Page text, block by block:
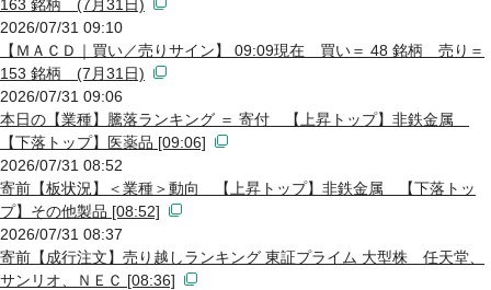
163 銘柄 (7月31日)
2026/07/31 09:10
【ＭＡＣＤ｜買い／売りサイン】 09:09現在 買い＝ 48 銘柄 売り＝
153 銘柄 (7月31日)
2026/07/31 09:06
本日の【業種】騰落ランキング ＝ 寄付 【上昇トップ】非鉄金属
【下落トップ】医薬品 [09:06]
2026/07/31 08:52
寄前【板状況】＜業種＞動向 【上昇トップ】非鉄金属 【下落トッ
プ】その他製品 [08:52]
2026/07/31 08:37
寄前【成行注文】売り越しランキング 東証プライム 大型株 任天堂、
サンリオ、ＮＥＣ [08:36]